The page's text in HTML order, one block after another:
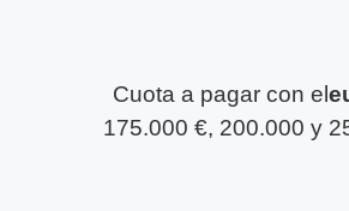
Cuota a pagar con el
175.000 €, 200.000 y